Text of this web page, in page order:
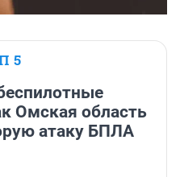
5
Омская область
атаку БПЛА